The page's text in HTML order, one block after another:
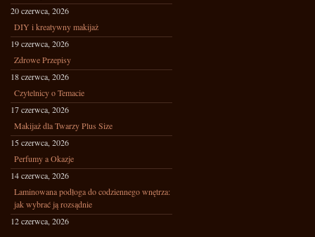
20 czerwca, 2026
DIY i kreatywny makijaż
19 czerwca, 2026
Zdrowe Przepisy
18 czerwca, 2026
Czytelnicy o Temacie
17 czerwca, 2026
Makijaż dla Twarzy Plus Size
15 czerwca, 2026
Perfumy a Okazje
14 czerwca, 2026
Laminowana podłoga do codziennego wnętrza:
jak wybrać ją rozsądnie
12 czerwca, 2026